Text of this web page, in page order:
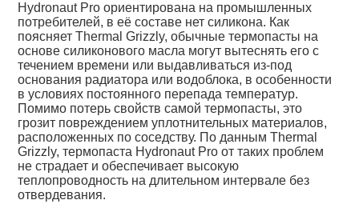
Hydronaut Pro ориентирована на промышленных
потребителей, в её составе нет силикона. Как
поясняет Thermal Grizzly, обычные термопасты на
основе силиконового масла могут вытеснять его с
течением времени или выдавливаться из-под
основания радиатора или водоблока, в особенности
в условиях постоянного перепада температур.
Помимо потерь свойств самой термопасты, это
грозит повреждением уплотнительных материалов,
расположенных по соседству. По данным Thermal
Grizzly, термопаста Hydronaut Pro от таких проблем
не страдает и обеспечивает высокую
теплопроводность на длительном интервале без
отвердевания.